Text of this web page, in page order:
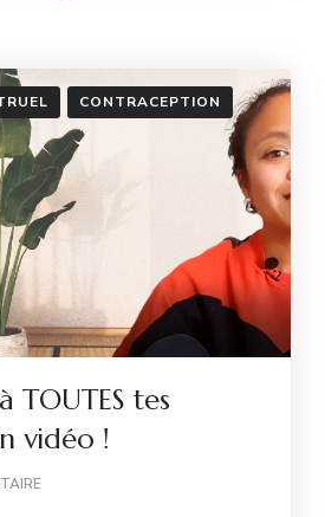
CONTRACEPTION
TOUTES tes
vidéo !
JE